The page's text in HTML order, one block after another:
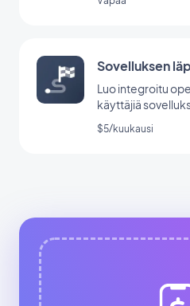
Sovelluksen
Luo integroitu
käyttäjiä
käynnistyksen
$5/kuukausi